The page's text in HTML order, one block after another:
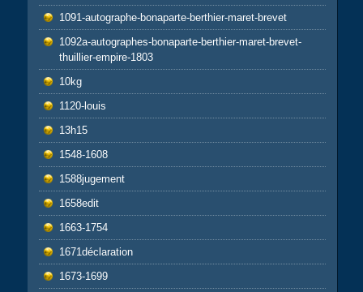
1091-autographe-bonaparte-berthier-maret-brevet
1092a-autographes-bonaparte-berthier-maret-brevet-
thuillier-empire-1803
10kg
1120-louis
13h15
1548-1608
1588jugement
1658edit
1663-1754
1671déclaration
1673-1699